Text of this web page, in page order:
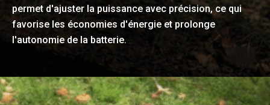
permet d'ajuster la puissance avec précision, ce qui
favorise les économies d'énergie et prolonge
l'autonomie de la batterie.